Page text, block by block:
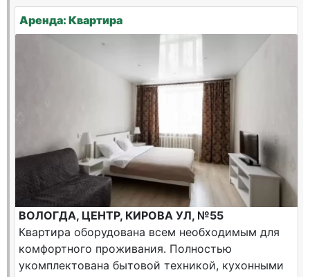
Аренда: Квартира
ВОЛОГДА, ЦЕНТР, КИРОВА УЛ, №55
Квартира оборудована всем необходимым для
комфортного проживания. Полностью
укомплектована бытовой техникой, кухонными